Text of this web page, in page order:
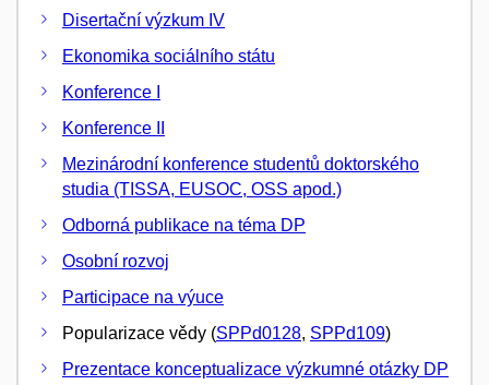
Disertační výzkum IV
Ekonomika sociálního státu
Konference I
Konference II
Mezinárodní konference studentů doktorského
studia (TISSA, EUSOC, OSS apod.)
Odborná publikace na téma DP
Osobní rozvoj
Participace na výuce
Popularizace vědy (SPPd0128, SPPd109)
Prezentace konceptualizace výzkumné otázky DP